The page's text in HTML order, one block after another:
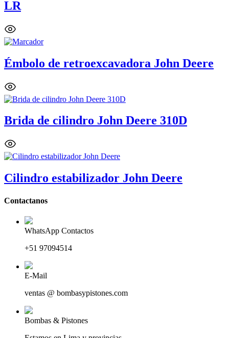
LR
Émbolo de retroexcavadora John Deere
Brida de cilindro John Deere 310D
Cilindro estabilizador John Deere
Contactanos
WhatsApp Contactos
+51 97094514
E-Mail
ventas @ bombasypistones.com
Bombas & Pistones